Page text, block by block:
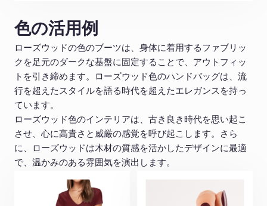
色の活用例
ローズウッドの色のブーツは、身体に着用するファブリッ
クを足元のダークな基盤に固定することで、アウトフィッ
トを引き締めます。ローズウッド色のハンドバッグは、流
行を超えたスタイルを語る時代を超えたエレガンスを持っ
ています。
ローズウッド色のインテリアは、古き良き時代を思い起こ
させ、心に高貴さと威厳の感覚を呼び起こします。さら
に、ローズウッドは木材の質感を活かしたデザインに最適
で、温かみのある雰囲気を演出します。